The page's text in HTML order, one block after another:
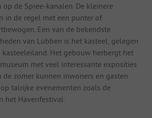
de Spree-kanalen. De kleinere
in de regel met een punter of
Een van de bekendste
van Lübben is het kasteel, gelegen
Het gebouw herbergt het
met veel interessante exposities
de zomer kunnen inwoners en gasten
talrijke evenementen zoals de
het Havenfestival.